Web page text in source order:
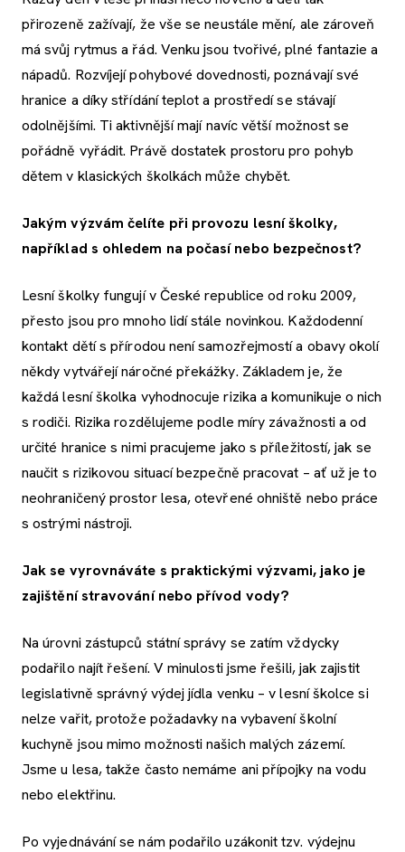
přirozeně zažívají, že vše se neustále mění, ale zároveň
má svůj rytmus a řád. Venku jsou tvořivé, plné fantazie a
nápadů. Rozvíjejí pohybové dovednosti, poznávají své
hranice a díky střídání teplot a prostředí se stávají
odolnějšími. Ti aktivnější mají navíc větší možnost se
pořádně vyřádit. Právě dostatek prostoru pro pohyb
dětem v klasických školkách může chybět.
Jakým výzvám čelíte při provozu lesní školky,
například s ohledem na počasí nebo bezpečnost?
Lesní školky fungují v České republice od roku 2009,
přesto jsou pro mnoho lidí stále novinkou. Každodenní
kontakt dětí s přírodou není samozřejmostí a obavy okolí
někdy vytvářejí náročné překážky. Základem je, že
každá lesní školka vyhodnocuje rizika a komunikuje o nich
s rodiči. Rizika rozdělujeme podle míry závažnosti a od
určité hranice s nimi pracujeme jako s příležitostí, jak se
naučit s rizikovou situací bezpečně pracovat – ať už je to
neohraničený prostor lesa, otevřené ohniště nebo práce
s ostrými nástroji.
Jak se vyrovnáváte s praktickými výzvami, jako je
zajištění stravování nebo přívod vody?
Na úrovni zástupců státní správy se zatím vždycky
podařilo najít řešení. V minulosti jsme řešili, jak zajistit
legislativně správný výdej jídla venku – v lesní školce si
nelze vařit, protože požadavky na vybavení školní
kuchyně jsou mimo možnosti našich malých zázemí.
Jsme u lesa, takže často nemáme ani přípojky na vodu
nebo elektřinu.
Po vyjednávání se nám podařilo uzákonit tzv. výdejnu